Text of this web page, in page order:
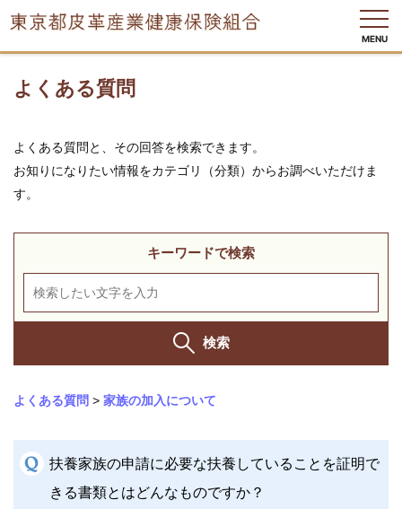
MENU
健
保
の
く
の
給
付
健
事
各
よくある質問
よくある質問と、その回答を検索できます。
お知りになりたい情報をカテゴリ（分類）からお調べいただけま
す。
キーワードで検索
検索
よくある質問 > 家族の加入について
扶養家族の申請に必要な扶養していることを証明で
きる書類とはどんなものですか？